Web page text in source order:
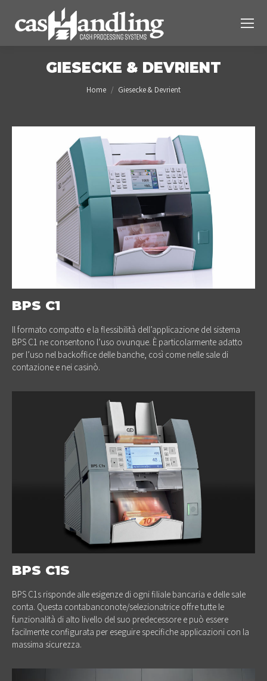
GIESECKE & DEVRIENT
You are here:
Home Giesecke & Devrient
BPS C1
Il formato compatto e la flessibilità dell’applicazione del sistema
BPS C1 ne consentono l’uso ovunque. È particolarmente adatto
per l’uso nel backoffice delle banche, così come nelle sale di
contazione e nei casinò.
BPS C1S
BPS C1s risponde alle esigenze di ogni filiale bancaria e delle sale
conta. Questa contabanconote/selezionatrice offre tutte le
funzionalità di alto livello del suo predecessore e può essere
facilmente configurata per eseguire specifiche applicazioni con la
massima sicurezza.